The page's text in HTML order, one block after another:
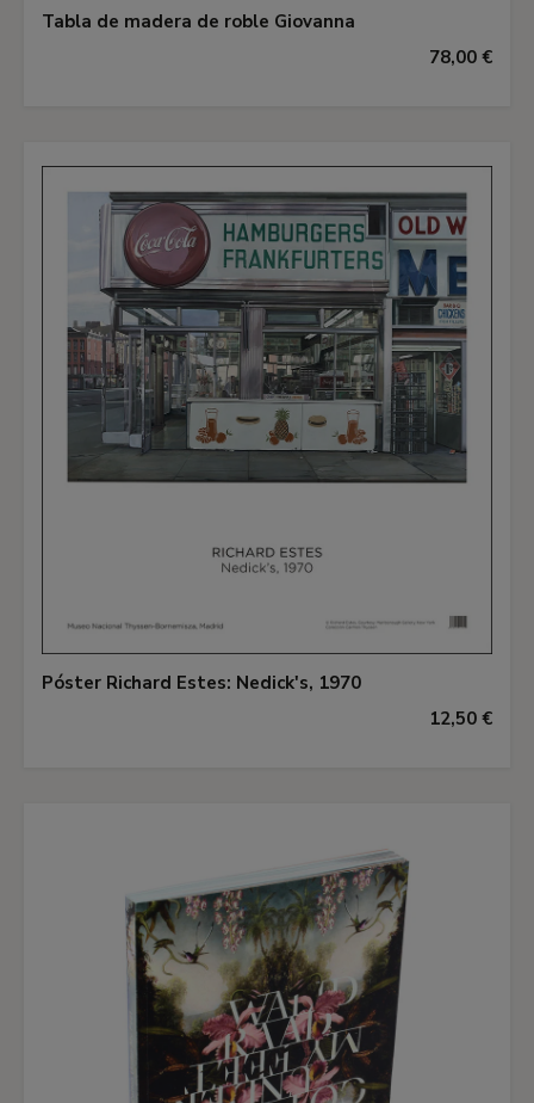
Tabla de madera de roble Giovanna
78,00 €
Póster Richard Estes: Nedick's, 1970
12,50 €